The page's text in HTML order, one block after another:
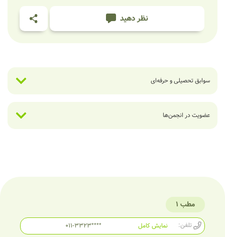
نظر دهید
سوابق تحصیلی و حرفه‌ای
عضویت در انجمن‌ها
مطب 1
تلفن: 011-3323****
نمایش کامل